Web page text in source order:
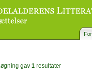
gav 1 resultater